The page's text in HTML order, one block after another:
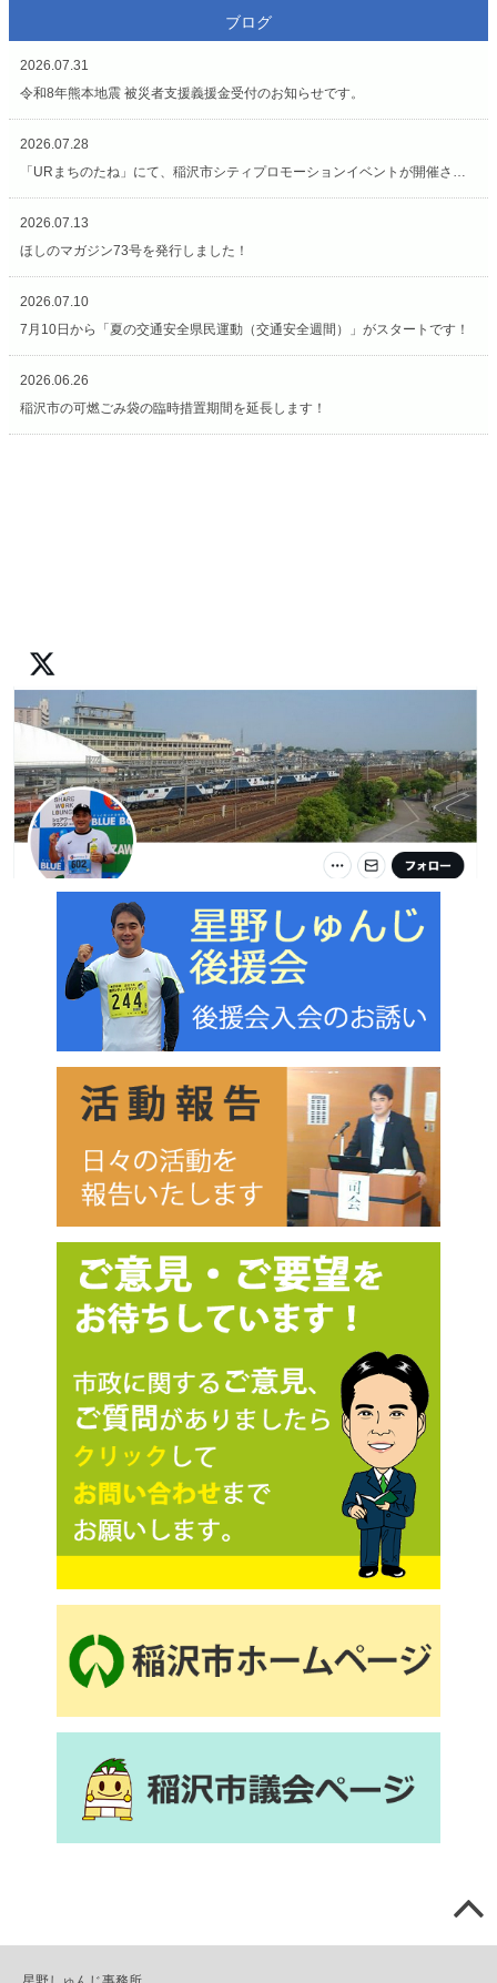
ブログ
2026.07.31
令和8年熊本地震 被災者支援義援金受付のお知らせです。
2026.07.28
「URまちのたね」にて、稲沢市シティプロモーションイベントが開催されています（7/27〜8/2）
2026.07.13
ほしのマガジン73号を発行しました！
2026.07.10
7月10日から「夏の交通安全県民運動（交通安全週間）」がスタートです！
2026.06.26
稲沢市の可燃ごみ袋の臨時措置期間を延長します！